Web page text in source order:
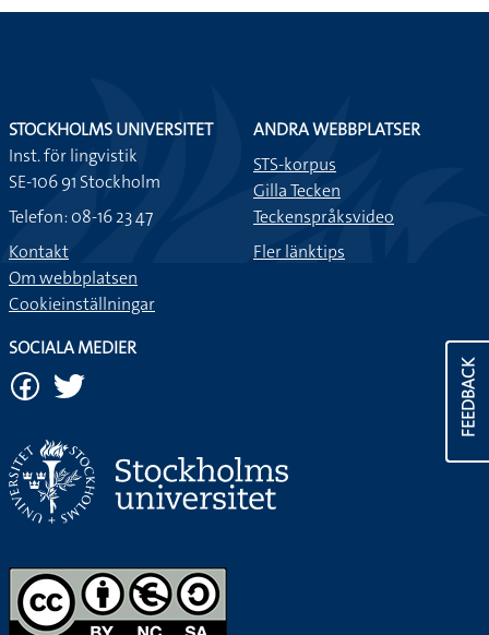
FEEDBACK
STOCKHOLMS UNIVERSITET
Inst. för lingvistik
SE-106 91 Stockholm
Telefon: 08-16 23 47
Kontakt
Om webbplatsen
Cookieinställningar
ANDRA WEBBPLATSER
STS-korpus
Gilla Tecken
Teckenspråksvideo
Fler länktips
SOCIALA MEDIER